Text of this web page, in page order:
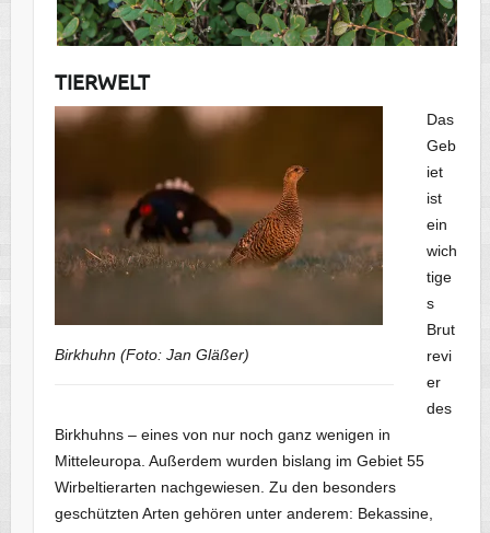
TIERWELT
Birkhuhn (Foto: Jan Gläßer)
Das
Geb
iet
ist
ein
wich
tige
s
Brut
revi
er
des
Birkhuhns – eines von nur noch ganz wenigen in
Mitteleuropa. Außerdem wurden bislang im Gebiet 55
Wirbeltierarten nachgewiesen. Zu den besonders
geschützten Arten gehören unter anderem: Bekassine,